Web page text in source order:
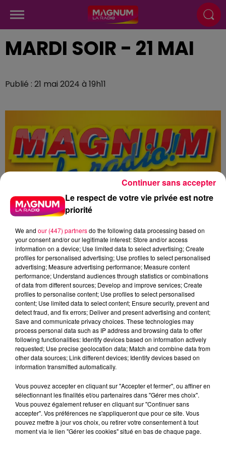
MARDI SOIR - 21 MAI
Publié : 21 mai 2024 à 19h11
Flash infos
Crédit :Flash infos
podcasts/2024/05/19H.mp3
Le respect de votre vie privée est notre
priorité
We and our (447) partnersdo the following data processing based on
your consent and/or our legitimate interest: Store and/or access
information on a device; Use limited data to select advertising; Create
profiles for personalised advertising; Use profiles to select personalised
advertising; Measure advertising performance; Measure content
performance; Understand audiences through statistics or combinations
of data from different sources; Develop and improve services; Create
profiles to personalise content; Use profiles to select personalised
content; Use limited data to select content; Ensure security, prevent and
detect fraud, and fix errors; Deliver and present advertising and content;
Save and communicate privacy choices. These technologies may
process personal data such as IP address and browsing data to offer
following functionalities: Identify devices based on information actively
requested; Use precise geolocation data; Match and combine data from
other data sources; Link different devices; Identify devices based on
information transmitted automatically.
Vous pouvez accepter en cliquant sur "Accepter et fermer", ou affiner en
sélectionnant les finalités et/ou partenaires dans "Gérer mes choix".
Vous pouvez également refuser en cliquant sur "Continuer sans
accepter". Vos préférences ne s'appliqueront que pour ce site. Vous
pouvez mettre à jour vos choix, ou retirer votre consentement à tout
moment via le lien "Gérer les cookies" situé en bas de chaque page.
Continuer sans accepter